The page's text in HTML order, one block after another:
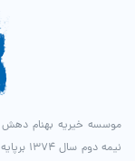
موسسه خیریه بهنام دهش
نیمه